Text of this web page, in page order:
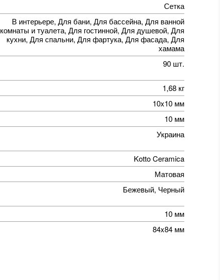
Сетка
В интерьере, Для бани, Для бассейна, Для ванной
комнаты и туалета, Для гостинной, Для душевой, Для
кухни, Для спальни, Для фартука, Для фасада, Для
хамама
90 шт.
1,68 кг
10x10 мм
10 мм
Украина
Kotto Ceramica
Матовая
Бежевый, Черный
10 мм
84x84 мм